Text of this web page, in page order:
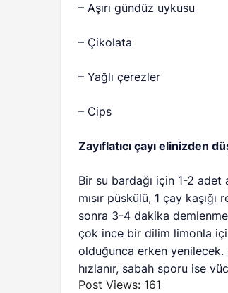
– Aşırı gündüz uykusu
– Çikolata
– Yağlı çerezler
– Cips
Zayıflatıcı çayı elinizden
Bir su bardağı için 1-2 adet
mısır püskülü, 1 çay
sonra 3-4 dakika
çok ince bir dilim limonla
olduğunca erken yenilecek.
hızlanır, sabah sporu ise
Post Views: 161